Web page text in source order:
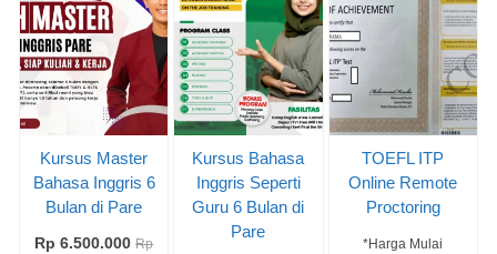
Kursus Master
Bahasa Inggris 6
Bulan di Pare
Rp 6.500.000 Rp
Kursus Bahasa
Inggris Seperti
Guru 6 Bulan di
Pare
TOEFL ITP
Online Remote
Proctoring
*Harga Mulai